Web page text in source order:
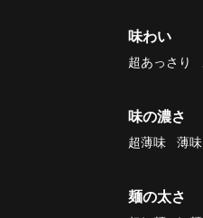
味わい
超あっさり
味の濃さ
超薄味 薄味
麺の太さ